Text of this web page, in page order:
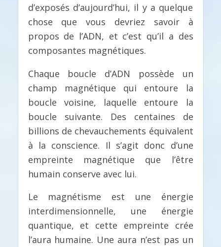
d’exposés d’aujourd’hui, il y a quelque
chose que vous devriez savoir à
propos de l’ADN, et c’est qu’il a des
composantes magnétiques.
Chaque boucle d’ADN possède un
champ magnétique qui entoure la
boucle voisine, laquelle entoure la
boucle suivante. Des centaines de
billions de chevauchements équivalent
à la conscience. Il s’agit donc d’une
empreinte magnétique que l’être
humain conserve avec lui.
Le magnétisme est une énergie
interdimensionnelle, une énergie
quantique, et cette empreinte crée
l’aura humaine. Une aura n’est pas un